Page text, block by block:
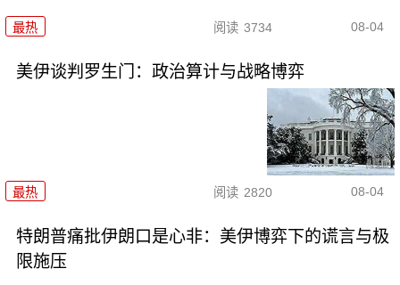
最热 阅读 3734 08-04
美伊谈判罗生门：政治算计与战略博弈
最热 阅读 2820 08-04
特朗普痛批伊朗口是心非：美伊博弈下的谎言与极
限施压